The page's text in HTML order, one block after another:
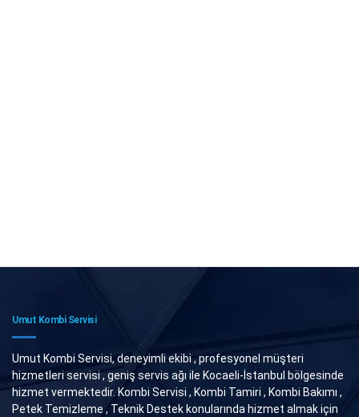
Umut Kombi Servisi
Umut Kombi Servisi, deneyimli ekibi , profesyonel müşteri
hizmetleri servisi , geniş servis ağı ile Kocaeli-İstanbul bölgesinde
hizmet vermektedir. Kombi Servisi , Kombi Tamiri , Kombi Bakımı ,
Petek Temizleme , Teknik Destek konularında hizmet almak için